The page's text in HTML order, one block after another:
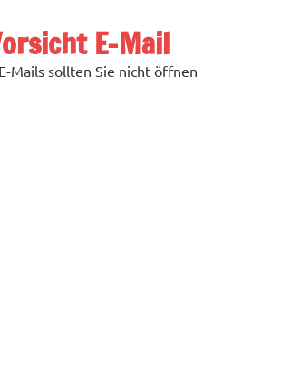
E-Mail
Mails sollten Sie nicht öffnen